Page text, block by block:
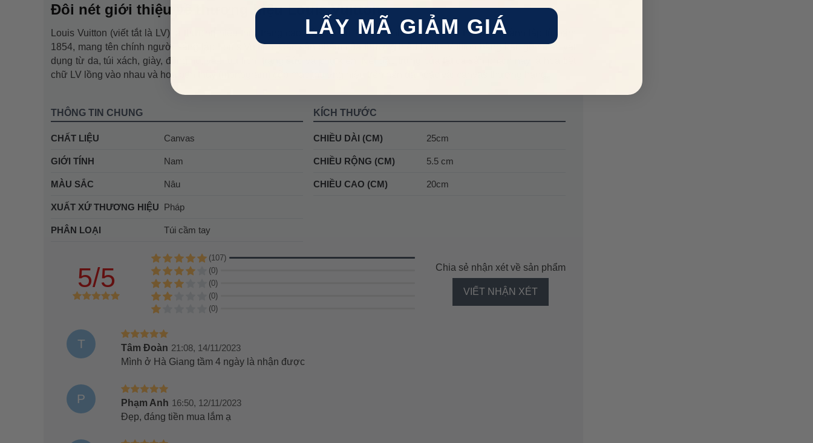
Đôi nét giới thiệu về thương hiệu Louis Vuitton
Louis Vuitton (viết tắt là LV) là thương hiệu thời trang cao cấp đến từ Pháp danh giá nổi tiếng thế giới, thành lập từ năm
1854, mang tên chính người sáng lập Louis Vuitton. Các sản phẩm của thương hiệu Louis Vuitton hãng bao gồm các vật
dụng từ da, túi xách, giày, đồng hồ, va-li du lịch, trang sức và phụ kiện. Nét đặc trưng của tất cả sản phẩm này là họa tiết
chữ LV lồng vào nhau và hoa bốn thùy (monogram) cộp mác thương hiệu trên nền da hoặc vải canvas thượng hạng.
THÔNG TIN CHUNG
CHẤT LIỆU Canvas
GIỚI TÍNH Nam
MÀU SẮC Nâu
XUẤT XỨ THƯƠNG HIỆU Pháp
PHÂN LOẠI Túi cầm tay
KÍCH THƯỚC
CHIỀU DÀI (CM) 25cm
CHIỀU RỘNG (CM) 5.5 cm
CHIỀU CAO (CM) 20cm
5/5
(107)
(0)
(0)
(0)
(0)
Chia sẻ nhận xét về sản phẩm
VIẾT NHẬN XÉT
T Tâm Đoàn 21:08, 14/11/2023
Mình ở Hà Giang tầm 4 ngày là nhận được
P Phạm Anh 16:50, 12/11/2023
Đẹp, đáng tiền mua lắm ạ
LẤY MÃ GIẢM GIÁ